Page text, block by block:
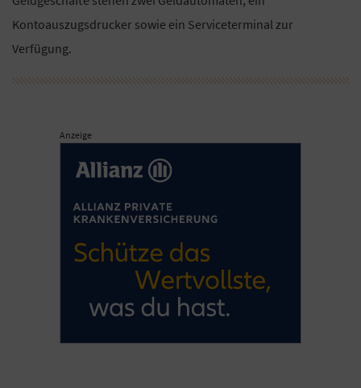
Kontoauszugsdrucker sowie ein Serviceterminal zur
Verfügung.
Anzeige